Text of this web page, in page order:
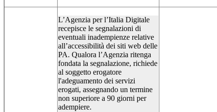
L’Agenzia per l’Italia Digitale
recepisce le segnalazioni di
eventuali inadempienze relative
all’accessibilità dei siti web delle
PA. Qualora l’Agenzia ritenga
fondata la segnalazione, richiede
al soggetto erogatore
l'adeguamento dei servizi
erogati, assegnando un termine
non superiore a 90 giorni per
adempiere.